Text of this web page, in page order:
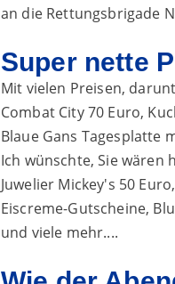
an die Rettungsbrigade
Super nette
Mit vielen Preisen,
Combat City 70 Euro,
Blaue Gans Tagesplatte
Ich wünschte, Sie wären
Juwelier Mickey's 50
Eiscreme-Gutscheine,
und viele mehr....